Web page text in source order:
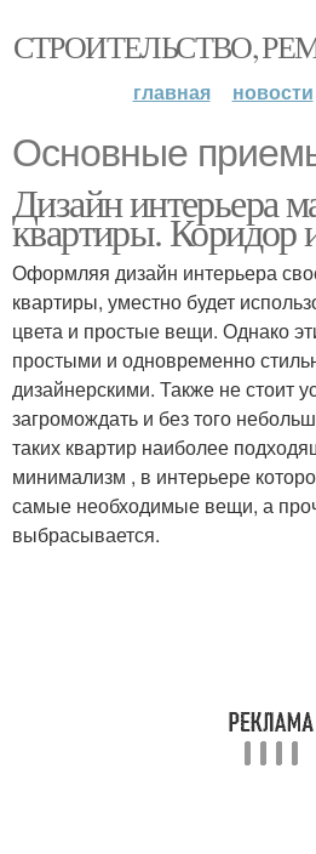
СТРОИТЕЛЬСТВО,
главная новости
Основные
Дизайн интерьера
квартиры. Коридор
Оформляя дизайн интерьера
квартиры, уместно будет
цвета и простые вещи. Однако
простыми и одновременно
дизайнерскими. Также не стоит
загромождать и без того
таких квартир наиболее
минимализм , в интерьере
самые необходимые вещи, а
выбрасывается.